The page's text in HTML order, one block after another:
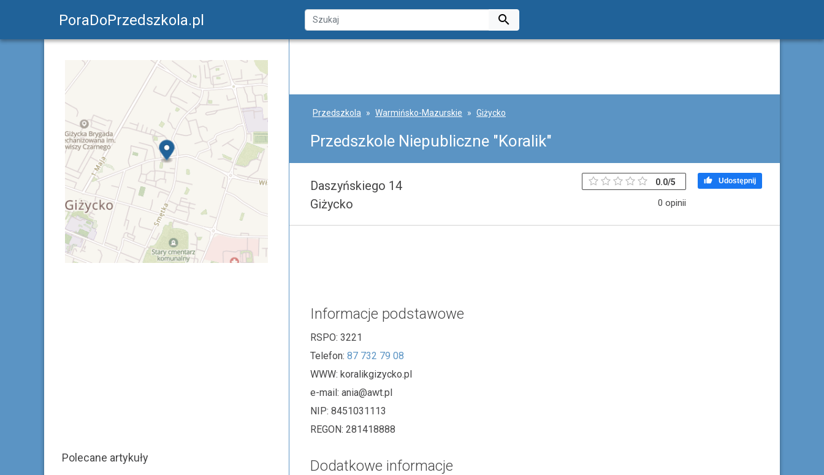
PoraDoPrzedszkola.pl 
Przedszkola Warmińsko-Mazurskie Giżycko
Przedszkole Niepubliczne "Koralik"
Daszyńskiego 14
Giżycko
0.0/5
0 opinii
 Udostępnij
Informacje podstawowe
RSPO: 3221
Telefon: 87 732 79 08
WWW: koralikgizycko.pl
e-mail: ania@awt.pl
NIP: 8451031113
REGON: 281418888
Dodatkowe informacje
Polecane artykuły